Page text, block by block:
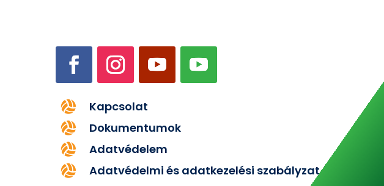

Kapcsolat

Dokumentumok

Adatvédelem

Adatvédelmi és adatkezelési szabályzat